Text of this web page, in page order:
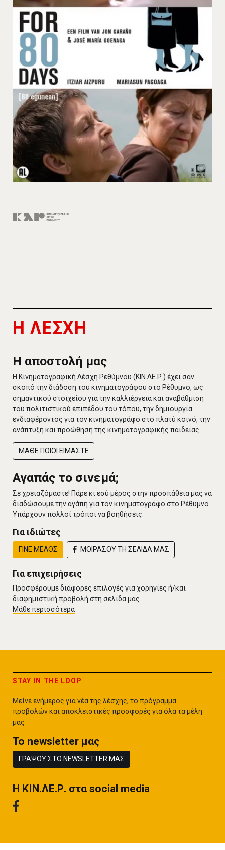
Η ΛΕΣΧΗ
Η αποστολή μας
Η Κινηματογραφική Λέσχη Ρεθύμνου (ΚΙΝ.ΛΕ.Ρ.) έχει σαν
σκοπό την διάδοση του κινηματογράφου στο Ρέθυμνο, ως
σημαντικού στοιχείου για την καλλιέργεια και αναβάθμιση
του πολιτιστικού επιπέδου του τόπου, την δημιουργία
ενδιαφέροντος για τον κινηματογράφο στο πλατύ κοινό, την
ανάπτυξη και προώθηση της κινηματογραφικής παιδείας.
ΜΑΘΕ ΠΟΙΟΙ ΕΙΜΑΣΤΕ
Αγαπάς το σινεμά;
Σε χρειαζόμαστε! Πάρε κι εσύ μέρος στην προσπάθεια μας να
διαδώσουμε την αγάπη για τον κινηματογράφο στο Ρέθυμνο.
Υπάρχουν πολλοί τρόποι να βοηθήσεις:
Για ιδιώτες
ΓΙΝΕ ΜΕΛΟΣ ΜΟΙΡΑΣΟΥ ΤΗ ΣΕΛΙΔΑ ΜΑΣ
Για επιχειρήσεις
Προσφέρουμε διάφορες επιλογές για χορηγίες ή/και
διαφημιστική προβολή στη σελίδα μας.
Μάθε περισσότερα
STAY IN THE LOOP
Μείνε ενήμερος για νέα της λέσχης, το πρόγραμμα
προβολών και αποκλειστικές προσφορές για όλα τα μέλη
μας
To newsletter μας
ΓΡΑΨΟΥ ΣΤΟ NEWSLETTER ΜΑΣ
H ΚΙΝ.ΛΕ.Ρ. στα social media